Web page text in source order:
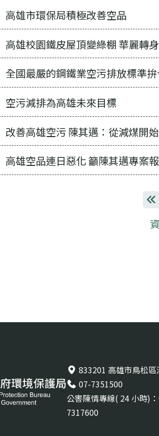
高雄市環保局積極改善空品
高雄校園鐵皮屋頂變綠棚 華麗轉
全國最嚴的鋼鐵業空污排放標準
空污減排為高雄未來目標
改善高雄空污 陳其邁：從減煤開始
高雄空品連日惡化 籲陳其邁專案
833201 高雄市鳥松
07-7351500
公害陳情專線( 24 小時)
7317600